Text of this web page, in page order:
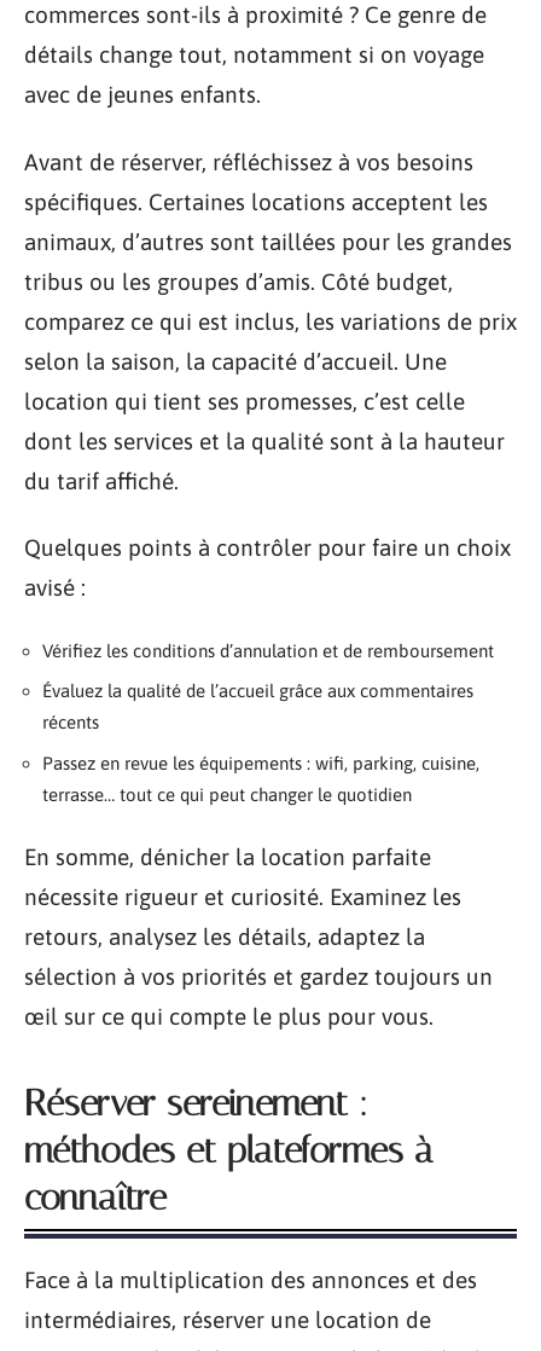
commerces sont-ils à proximité ? Ce genre de
détails change tout, notamment si on voyage
avec de jeunes enfants.
Avant de réserver, réfléchissez à vos besoins
spécifiques. Certaines locations acceptent les
animaux, d’autres sont taillées pour les grandes
tribus ou les groupes d’amis. Côté budget,
comparez ce qui est inclus, les variations de prix
selon la saison, la capacité d’accueil. Une
location qui tient ses promesses, c’est celle
dont les services et la qualité sont à la hauteur
du tarif affiché.
Quelques points à contrôler pour faire un choix
avisé :
Vérifiez les conditions d’annulation et de remboursement
Évaluez la qualité de l’accueil grâce aux commentaires
récents
Passez en revue les équipements : wifi, parking, cuisine,
terrasse… tout ce qui peut changer le quotidien
En somme, dénicher la location parfaite
nécessite rigueur et curiosité. Examinez les
retours, analysez les détails, adaptez la
sélection à vos priorités et gardez toujours un
œil sur ce qui compte le plus pour vous.
Réserver sereinement :
méthodes et plateformes à
connaître
Face à la multiplication des annonces et des
intermédiaires, réserver une location de